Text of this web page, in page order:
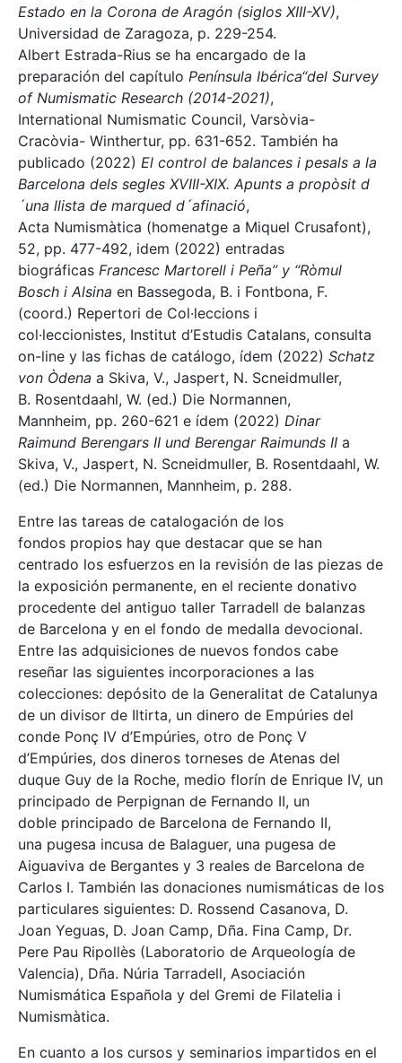
Estado en la Corona de Aragón (siglos XIII-XV),
Universidad de Zaragoza, p. 229-254.
Albert Estrada-Rius se ha encargado de la
preparación del capítulo Península Ibérica“del Survey
of Numismatic Research (2014-2021),
International Numismatic Council, Varsòvia-
Cracòvia- Winthertur, pp. 631-652. También ha
publicado (2022) El control de balances i pesals a la
Barcelona dels segles XVIII-XIX. Apunts a propòsit d
´una llista de marqued d´afinació,
Acta Numismàtica (homenatge a Miquel Crusafont),
52, pp. 477-492, idem (2022) entradas
biográficas Francesc Martorell i Peña” y “Ròmul
Bosch i Alsina en Bassegoda, B. i Fontbona, F.
(coord.) Repertori de Col·leccions i
col·leccionistes, Institut d’Estudis Catalans, consulta
on-line y las fichas de catálogo, ídem (2022) Schatz
von Òdena a Skiva, V., Jaspert, N. Scneidmuller,
B. Rosentdaahl, W. (ed.) Die Normannen,
Mannheim, pp. 260-621 e ídem (2022) Dinar
Raimund Berengars II und Berengar Raimunds II a
Skiva, V., Jaspert, N. Scneidmuller, B. Rosentdaahl, W.
(ed.) Die Normannen, Mannheim, p. 288.
Entre las tareas de catalogación de los
fondos propios hay que destacar que se han
centrado los esfuerzos en la revisión de las piezas de
la exposición permanente, en el reciente donativo
procedente del antiguo taller Tarradell de balanzas
de Barcelona y en el fondo de medalla devocional.
Entre las adquisiciones de nuevos fondos cabe
reseñar las siguientes incorporaciones a las
colecciones: depósito de la Generalitat de Catalunya
de un divisor de Iltirta, un dinero de Empúries del
conde Ponç IV d’Empúries, otro de Ponç V
d’Empúries, dos dineros torneses de Atenas del
duque Guy de la Roche, medio florín de Enrique IV, un
principado de Perpignan de Fernando II, un
doble principado de Barcelona de Fernando II,
una pugesa incusa de Balaguer, una pugesa de
Aiguaviva de Bergantes y 3 reales de Barcelona de
Carlos I. También las donaciones numismáticas de los
particulares siguientes: D. Rossend Casanova, D.
Joan Yeguas, D. Joan Camp, Dña. Fina Camp, Dr.
Pere Pau Ripollès (Laboratorio de Arqueología de
Valencia), Dña. Núria Tarradell, Asociación
Numismática Española y del Gremi de Filatelia i
Numismàtica.
En cuanto a los cursos y seminarios impartidos en el